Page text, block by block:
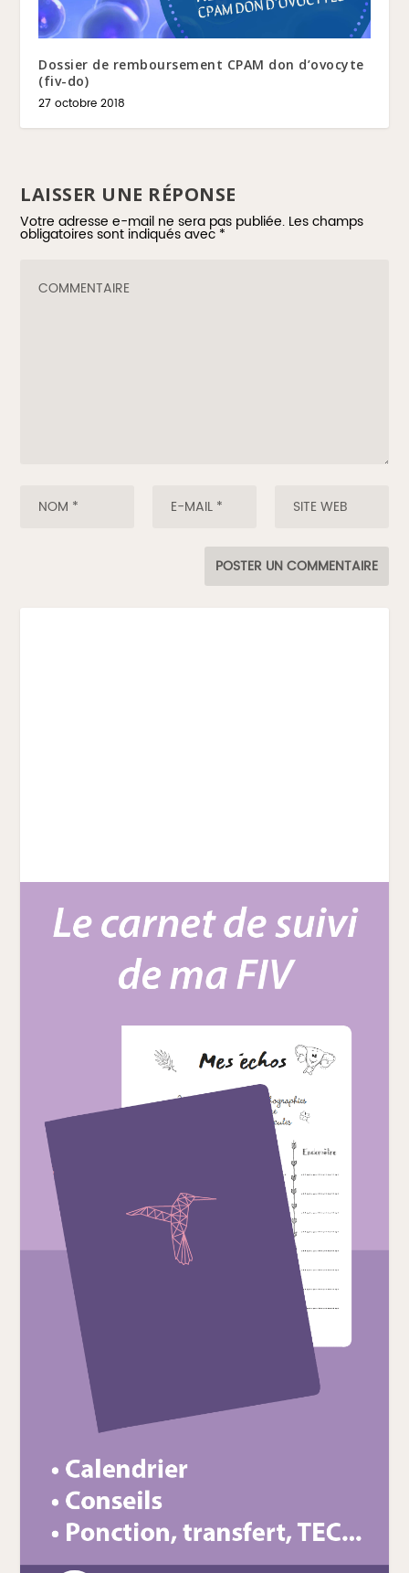
Dossier de remboursement CPAM don d’ovocyte
(fiv-do)
27 octobre 2018
LAISSER UNE RÉPONSE
Votre adresse e-mail ne sera pas publiée. Les champs
obligatoires sont indiqués avec *